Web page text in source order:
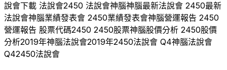
說會下載 法說會2450 法說會神腦神腦最新法說會 2450最新
法說會神腦業績發表會 2450業績發表會神腦營運報告 2450
營運報告 股票代碼2450 2450股票神腦股價分析 2450股價
分析2019年神腦法說會2019年2450法說會 Q4神腦法說會
Q42450法說會